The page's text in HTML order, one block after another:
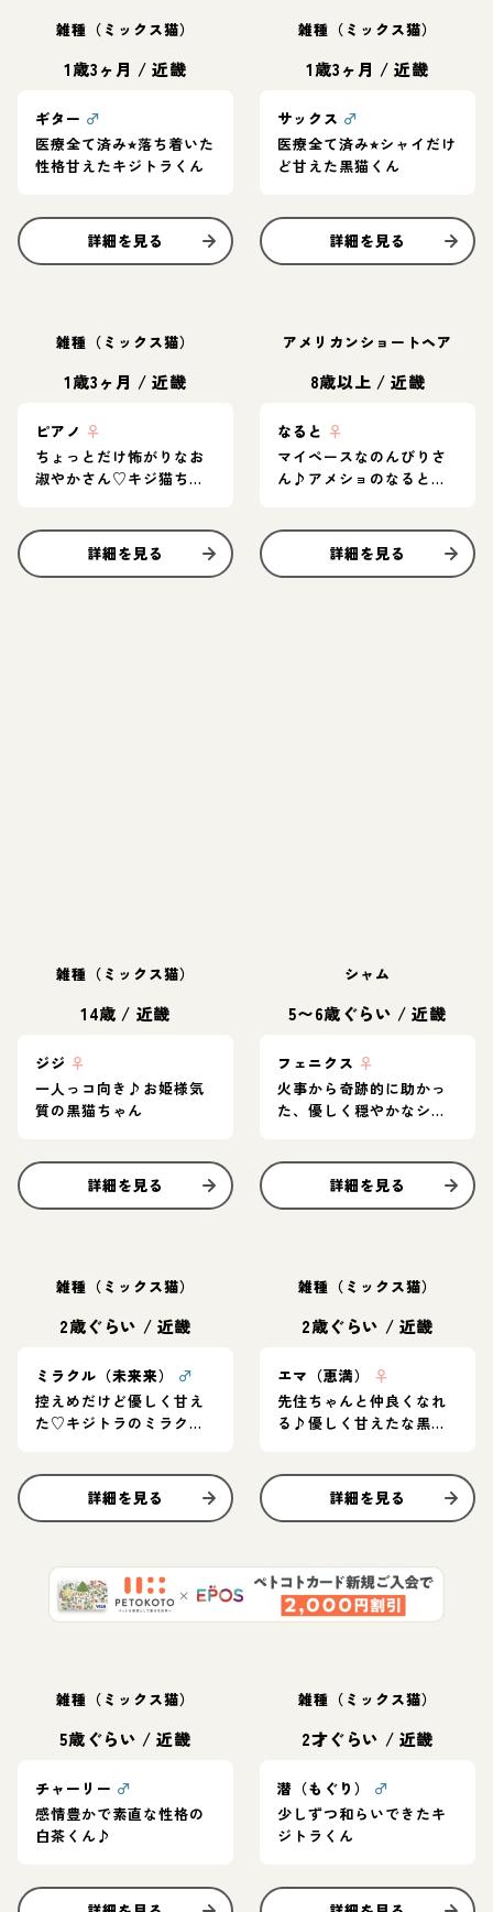
雑種（ミックス猫）
1歳3ヶ月 /近畿
ギター ♂
医療全て済み⭐︎落ち着いた
性格甘えたキジトラくん
詳細を見る
雑種（ミックス猫）
1歳3ヶ月 /近畿
サックス ♂
医療全て済み⭐︎シャイだけ
ど甘えた黒猫くん
詳細を見る
雑種（ミックス猫）
1歳3ヶ月 /近畿
ピアノ ♀
ちょっとだけ怖がりなお
淑やかさん♡キジ猫ちゃ
詳細を見る
アメリカンショートヘア
8歳以上 / 近畿
なると ♀
マイペースなのんびりさ
ん♪アメショのなるとち
詳細を見る
雑種（ミックス猫）
14歳 / 近畿
ジジ ♀
一人っコ向き♪お姫様気
質の黒猫ちゃん
詳細を見る
シャム
5〜6歳ぐらい /近畿
フェニクス ♀
火事から奇跡的に助かっ
た、優しく穏やかなシャ
詳細を見る
雑種（ミックス猫）
2歳ぐらい / 近畿
ミラクル（未来来）
♂
控えめだけど優しく甘え
た♡キジトラのミラクル
詳細を見る
雑種（ミックス猫）
2歳ぐらい / 近畿
エマ（恵満）
♀
先住ちゃんと仲良くなれ
る♪優しく甘えたな黒猫
詳細を見る
雑種（ミックス猫）
5歳ぐらい /近畿
チャーリー ♂
感情豊かで素直な性格の
白茶くん♪
雑種（ミックス猫）
2才ぐらい / 近畿
潜（もぐり）
♂
少しずつ和らいできたキ
ジトラくん